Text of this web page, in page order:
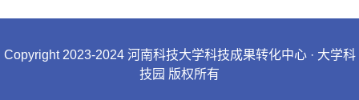
Copyright 2023-2024 河南科技大学科技成果转化中心 · 大学科
技园 版权所有